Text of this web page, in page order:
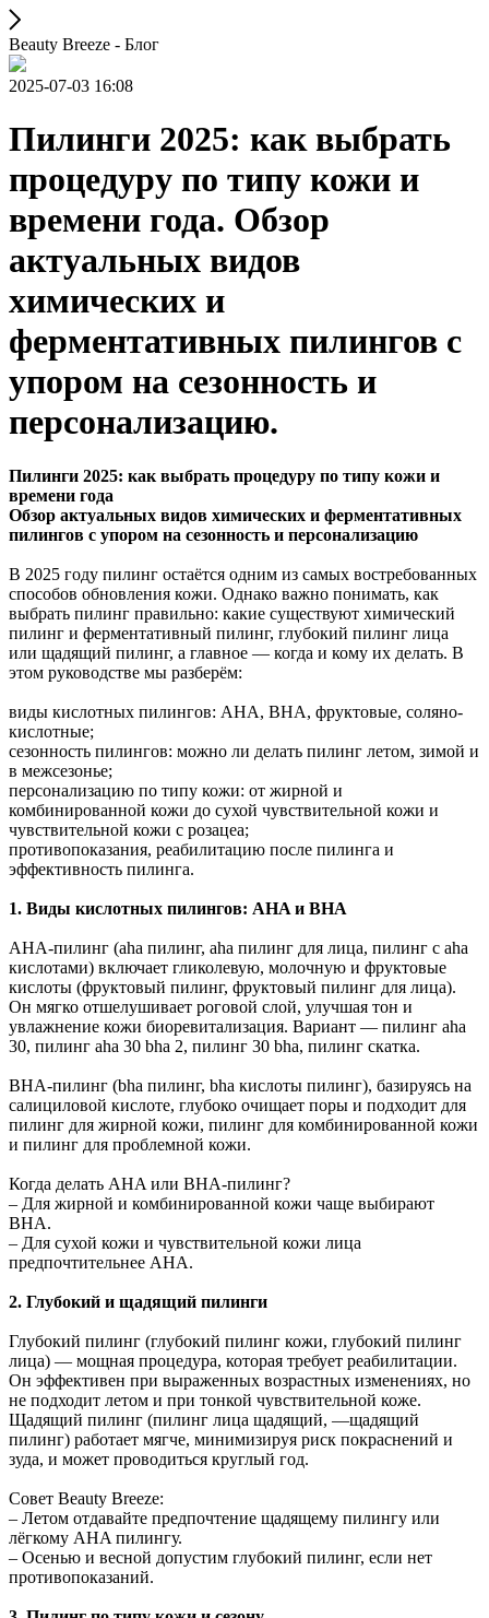
Beauty Breeze - Блог
2025-07-03 16:08
Пилинги 2025: как выбрать
процедуру по типу кожи и
времени года. Обзор
актуальных видов
химических и
ферментативных пилингов с
упором на сезонность и
персонализацию.
Пилинги 2025: как выбрать процедуру по типу кожи и
времени года
Обзор актуальных видов химических и ферментативных
пилингов с упором на сезонность и персонализацию
В 2025 году пилинг остаётся одним из самых востребованных
способов обновления кожи. Однако важно понимать, как
выбрать пилинг правильно: какие существуют химический
пилинг и ферментативный пилинг, глубокий пилинг лица
или щадящий пилинг, а главное — когда и кому их делать. В
этом руководстве мы разберём:
виды кислотных пилингов: AHA, BHA, фруктовые, соляно-
кислотные;
сезонность пилингов: можно ли делать пилинг летом, зимой и
в межсезонье;
персонализацию по типу кожи: от жирной и
комбинированной кожи до сухой чувствительной кожи и
чувствительной кожи с розацеа;
противопоказания, реабилитацию после пилинга и
эффективность пилинга.
1. Виды кислотных пилингов: AHA и BHA
AHA-пилинг (aha пилинг, aha пилинг для лица, пилинг с aha
кислотами) включает гликолевую, молочную и фруктовые
кислоты (фруктовый пилинг, фруктовый пилинг для лица).
Он мягко отшелушивает роговой слой, улучшая тон и
увлажнение кожи биоревитализация. Вариант — пилинг aha
30, пилинг aha 30 bha 2, пилинг 30 bha, пилинг скатка.
BHA-пилинг (bha пилинг, bha кислоты пилинг), базируясь на
салициловой кислоте, глубоко очищает поры и подходит для
пилинг для жирной кожи, пилинг для комбинированной кожи
и пилинг для проблемной кожи.
Когда делать AHA или BHA-пилинг?
– Для жирной и комбинированной кожи чаще выбирают
BHA.
– Для сухой кожи и чувствительной кожи лица
предпочтительнее AHA.
2. Глубокий и щадящий пилинги
Глубокий пилинг (глубокий пилинг кожи, глубокий пилинг
лица) — мощная процедура, которая требует реабилитации.
Он эффективен при выраженных возрастных изменениях, но
не подходит летом и при тонкой чувствительной коже.
Щадящий пилинг (пилинг лица щадящий, —щадящий
пилинг) работает мягче, минимизируя риск покраснений и
зуда, и может проводиться круглый год.
Совет Beauty Breeze:
– Летом отдавайте предпочтение щадящему пилингу или
лёгкому AHA пилингу.
– Осенью и весной допустим глубокий пилинг, если нет
противопоказаний.